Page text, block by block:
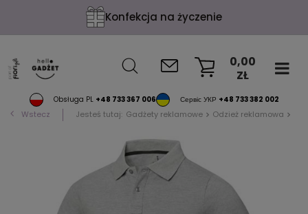
Konfekcja na życzenie
Obsługa PL +48 733 367 006 Сервіс УКР +48 733 382 002
0,00
ZŁ
Wstecz Jesteś tutaj: Gadżety reklamowe Odzież reklamowa